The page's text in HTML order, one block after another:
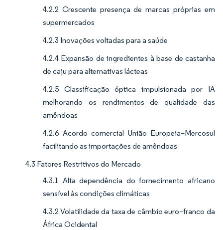
4.2.2 Crescente presença de marcas próprias em
supermercados
4.2.3 Inovações voltadas para a saúde
4.2.4 Expansão de ingredientes à base de castanha
de caju para alternativas lácteas
4.2.5 Classificação óptica impulsionada por IA
melhorando os rendimentos de qualidade das
amêndoas
4.2.6 Acordo comercial União Europeia–Mercosul
facilitando as importações de amêndoas
4.3 Fatores Restritivos do Mercado
4.3.1 Alta dependência do fornecimento africano
sensível às condições climáticas
4.3.2 Volatilidade da taxa de câmbio euro–franco da
África Ocidental